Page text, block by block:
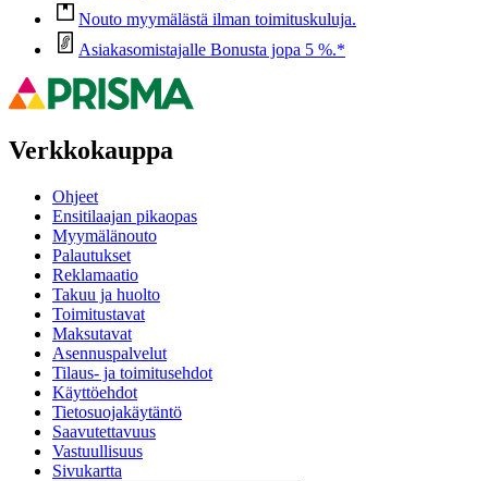
Nouto myymälästä ilman toimituskuluja.
Asiakasomistajalle Bonusta jopa 5 %.*
Verkkokauppa
Ohjeet
Ensitilaajan pikaopas
Myymälänouto
Palautukset
Reklamaatio
Takuu ja huolto
Toimitustavat
Maksutavat
Asennuspalvelut
Tilaus- ja toimitusehdot
Käyttöehdot
Tietosuojakäytäntö
Saavutettavuus
Vastuullisuus
Sivukartta